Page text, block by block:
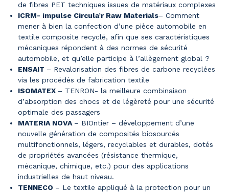
de fibres PET techniques issues de matériaux complexes
ICRM- impulse Circula’r Raw Materials– Comment
mener à bien la confection d’une pièce automobile en
textile composite recyclé, afin que ses caractéristiques
mécaniques répondent à des normes de sécurité
automobile, et qu’elle participe à l’allègement global ?
ENSAIT – Revalorisation des fibres de carbone recyclées
via les procédés de fabrication textile
ISOMATEX – TENRON- la meilleure combinaison
d’absorption des chocs et de légèreté pour une sécurité
optimale des passagers
MATERIA NOVA – BIOntier – développement d’une
nouvelle génération de composités biosourcés
multifonctionnels, légers, recyclables et durables, dotés
de propriétés avancées (résistance thermique,
mécanique, chimique, etc.) pour des applications
industrielles de haut niveau.
TENNECO – Le textile appliqué à la protection pour un